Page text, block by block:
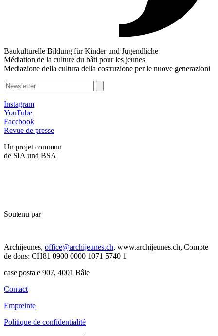
Baukulturelle Bildung für Kinder und Jugendliche
Médiation de la culture du bâti pour les jeunes
Mediazione della cultura della costruzione per le nuove generazioni
Instagram
YouTube
Facebook
Revue de presse
Un projet commun
de SIA und BSA
Soutenu par
Archijeunes, office@archijeunes.ch, www.archijeunes.ch, Compte
de dons: CH81 0900 0000 1071 5740 1
case postale 907, 4001 Bâle
Contact
Empreinte
Politique de confidentialité